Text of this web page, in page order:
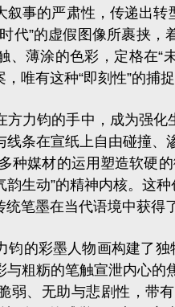
叙事的严肃性，传递出
代”的虚假图像所裹挟
薄涂的色彩，定格在“
唯有这种“即刻性”的捕
钧的手中，成为强化
条在宣纸上自由碰撞
种媒材的运用塑造软硬
韵生动”的精神内核。这
笔墨在当代语境中获得
彩墨人物画构建了独
粗粝的笔触宣泄内心
、无助与悲剧性，带